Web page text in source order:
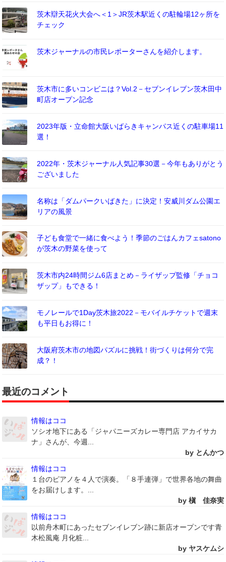
茨木辯天花火大会へ＜1＞JR茨木駅近くの駐輪場12ヶ所を
チェック
茨木ジャーナルの市民レポーターさんを紹介します。
茨木市に多いコンビニは？Vol.2－セブンイレブン茨木田中
町店オープン記念
2023年版・立命館大阪いばらきキャンパス近くの駐車場11
選！
2022年・茨木ジャーナル人気記事30選－今年もありがとう
ございました
名称は「ダムパークいばきた」に決定！安威川ダム公園エ
リアの風景
子ども食堂で一緒に食べよう！季節のごはんカフェsatono
が茨木の野菜を使って
茨木市内24時間ジム6店まとめ－ライザップ監修「チョコ
ザップ」もできる！
モノレールで1Day茨木旅2022－モバイルチケットで週末
も平日もお得に！
大阪府茨木市の地図パズルに挑戦！街づくりは何分で完
成？！
最近のコメント
情報はココ
ソシオ地下にある「ジャパニーズカレー専門店 アカイサカ
ナ」さんが、今週...
by とんかつ
情報はココ
１台のピアノを４人で演奏。「８手連弾」で世界各地の舞曲
をお届けします。...
by 槇 佳奈実
情報はココ
以前舟木町にあったセブンイレブン跡に新店オープンです青
木松風庵 月化粧...
by ヤスケムシ